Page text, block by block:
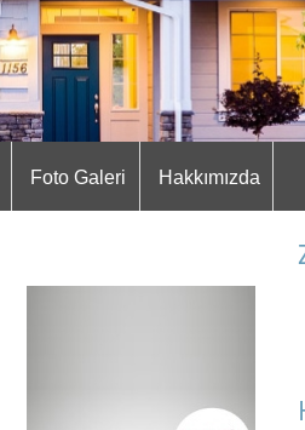
Foto Galeri Hakkımızda